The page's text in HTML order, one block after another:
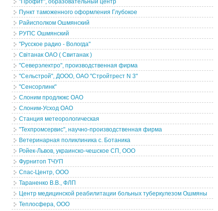
"Профит", образовательный центр
Пункт таможенного оформления Глубокое
Райисполком Ошмянский
РУПС Ошмянский
"Русское радио - Вологда"
Свiтанак ОАО ( Свитанак )
"Северэлектро", производственная фирма
"Сельстрой", ДООО, ОАО "Стройтрест N 3"
"Сенсорлинк"
Слоним продлюкс ОАО
Слоним-Усход ОАО
Станция метеорологическая
"Техпромсервис", научно-производственная фирма
Ветеринарная поликлиника с. Ботаника
Ройек-Львов, украинско-чешское СП, ООО
Фурнитоп ТЧУП
Спас-Центр, ООО
Тараненко В.В., ФЛП
Центр медицинской реабилитации больных туберкулезом Ошмяны
Теплосфера, ООО